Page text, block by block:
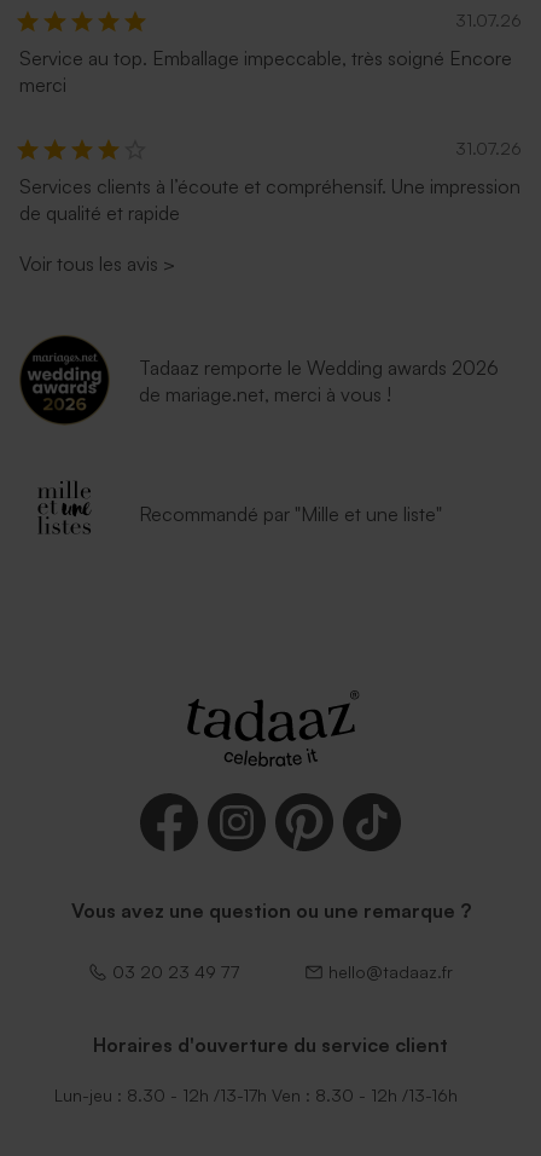
31.07.26
Service au top. Emballage impeccable, très soigné Encore
merci
31.07.26
Services clients à l’écoute et compréhensif. Une impression
de qualité et rapide
Voir tous les avis >
Tadaaz remporte le Wedding awards 2026
de mariage.net, merci à vous !
Recommandé par "Mille et une liste"
Vous avez une question ou une remarque ?
03 20 23 49 77 hello@tadaaz.fr
Horaires d'ouverture du service client
Lun-jeu : 8.30 - 12h /13-17h Ven : 8.30 - 12h /13-16h